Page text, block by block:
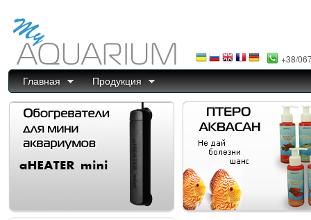
+38/
Главная Продукция